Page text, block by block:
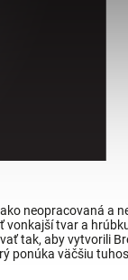
neopracovaná a
vonkajší tvar a
tak, aby vytvorili
ponúka väčšiu